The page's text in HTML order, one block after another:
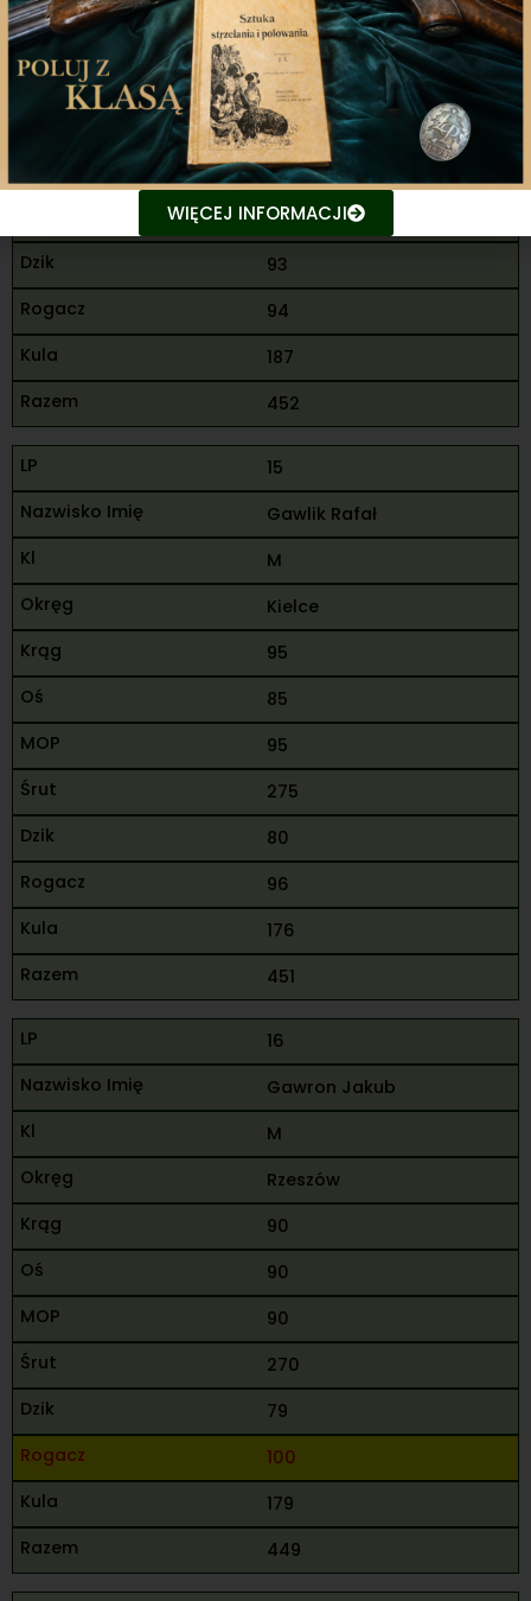
Kielce
80
90
95
265
93
94
187
452
15
Gawlik Rafał
M
Kielce
95
85
95
275
80
96
176
451
16
Gawron Jakub
M
Rzeszów
90
90
90
270
79
100
179
449
WIĘCEJ INFORMACJI